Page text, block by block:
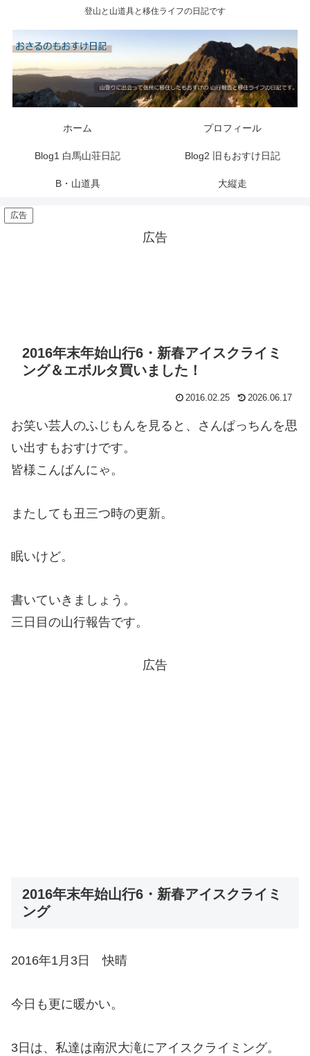
登山と山道具と移住ライフの日記です
ホーム プロフィール
Blog1 白馬山荘日記 Blog2 旧もおすけ日記
B・山道具 大縦走
広告
広告
2016年末年始山行6・新春アイスクライミ
ング＆エボルタ買いました！
2016.02.25 2026.06.17
お笑い芸人のふじもんを見ると、さんぱっちんを思
い出すもおすけです。
皆様こんばんにゃ。
またしても丑三つ時の更新。
眠いけど。
書いていきましょう。
三日目の山行報告です。
広告
2016年末年始山行6・新春アイスクライミ
ング
2016年1月3日 快晴
今日も更に暖かい。
3日は、私達は南沢大滝にアイスクライミング。